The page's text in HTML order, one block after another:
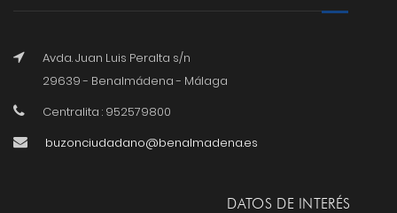
Avda. Juan Luis Peralta s/n
29639 - Benalmádena - Málaga
Centralita : 952579800
buzonciudadano@benalmadena.es
DATOS DE INTERÉS